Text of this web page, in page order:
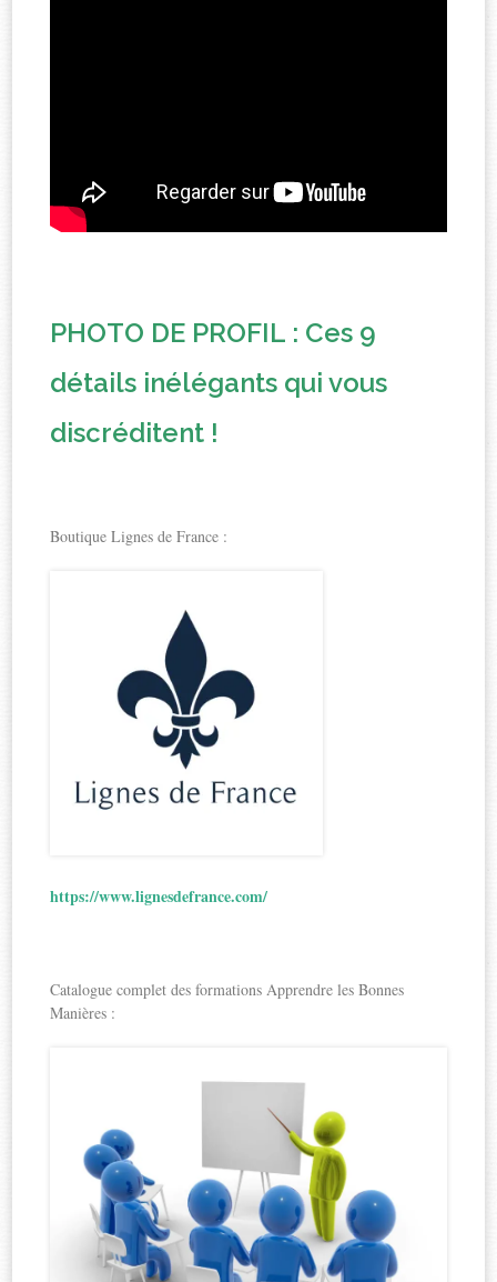
PHOTO DE PROFIL : Ces 9
détails inélégants qui vous
discréditent !
Boutique Lignes de France :
https://www.lignesdefrance.com/
Catalogue complet des formations Apprendre les Bonnes
Manières :